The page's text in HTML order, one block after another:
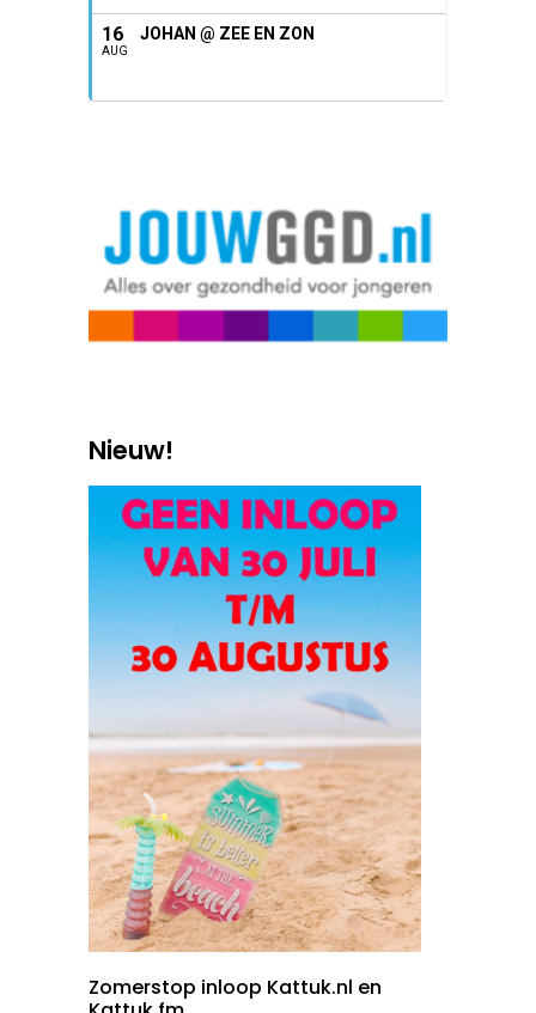
16
AUG
JOHAN @ ZEE EN ZON
Nieuw!
Zomerstop inloop Kattuk.nl en